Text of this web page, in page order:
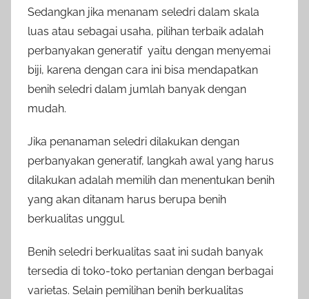
Sedangkan jika menanam seledri dalam skala
luas atau sebagai usaha, pilihan terbaik adalah
perbanyakan generatif yaitu dengan menyemai
biji, karena dengan cara ini bisa mendapatkan
benih seledri dalam jumlah banyak dengan
mudah.
Jika penanaman seledri dilakukan dengan
perbanyakan generatif, langkah awal yang harus
dilakukan adalah memilih dan menentukan benih
yang akan ditanam harus berupa benih
berkualitas unggul.
Benih seledri berkualitas saat ini sudah banyak
tersedia di toko-toko pertanian dengan berbagai
varietas. Selain pemilihan benih berkualitas